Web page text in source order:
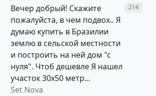
Вечер добрый! Скажите
пожалуйста, в чем подвох.. Я
думаю купить в Бразилии
землю в сельской местности
и построить на ней дом "с
нуля". Чтоб дешевле Я нашел
участок 30х50 метр...
Set Nova
214